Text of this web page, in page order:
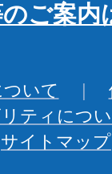
ご案内
いて
ティにつ
サイトマップ